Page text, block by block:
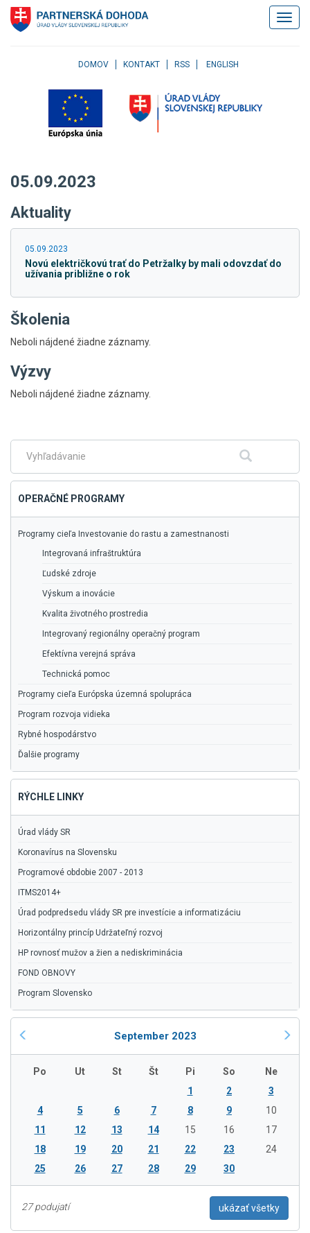
Klávesové
skratky
Skočiť
menu
na
Skočiť
stránky
DOMOV KONTAKT RSS ENGLISH
05.09.2023
Aktuality
05.09.2023
Novú električkovú trať do Petržalky by mali odovzdať do
užívania približne o rok
Školenia
Neboli nájdené žiadne záznamy.
Výzvy
Neboli nájdené žiadne záznamy.
menu
Fulltextové
Hľadať
OPERAČNÉ PROGRAMY
Programy cieľa Investovanie do rastu a zamestnanosti
Integrovaná infraštruktúra
Ľudské zdroje
Výskum a inovácie
Kvalita životného prostredia
Integrovaný regionálny operačný program
Efektívna verejná správa
Technická pomoc
Programy cieľa Európska územná spolupráca
Program rozvoja vidieka
Rybné hospodárstvo
Ďalšie programy
RÝCHLE LINKY
Úrad vlády SR
Koronavírus na Slovensku
Programové obdobie 2007 - 2013
ITMS2014+
Úrad podpredsedu vlády SR pre investície a informatizáciu
Horizontálny princíp Udržateľný rozvoj
HP rovnosť mužov a žien a nediskriminácia
FOND OBNOVY
Program Slovensko
September 2023
Po Ut St Št Pi So
Ne
1
2
3
4
5 6 7 8 9
10
11
12 13 14 15 16
17
18
19 20 21 22 23
24
25
26 27 28 29 30
27 podujatí ukázať všetky